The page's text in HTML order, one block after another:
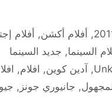
, أفلام أكشن, أفلام
السينما, جديد السينما
, آدين كوين, افلام,
, جانيوري جونز ,